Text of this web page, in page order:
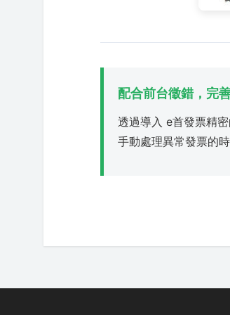
配合前台徵錯，完
透過導入 e首發票精
手動處理異常發票的